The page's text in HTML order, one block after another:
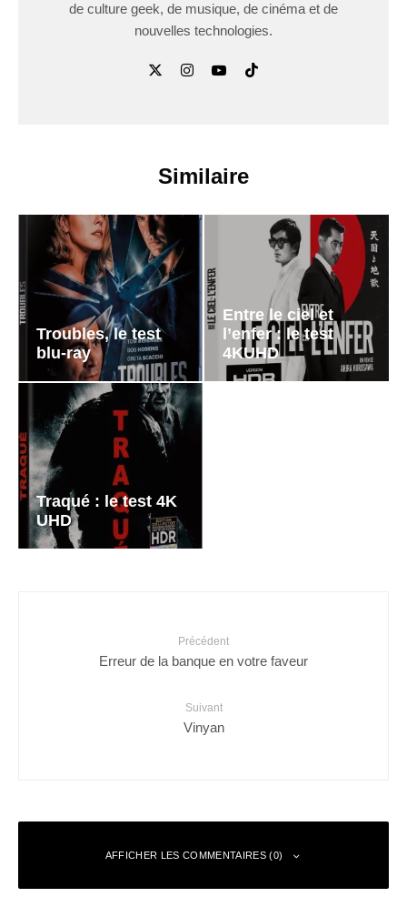
de culture geek, de musique, de cinéma et de
nouvelles technologies.
Similaire
Troubles, le test
blu-ray
Entre le ciel et
l’enfer : le test
4KUHD
Traqué : le test 4K
UHD
Précédent
Erreur de la banque en votre faveur
Suivant
Vinyan
AFFICHER LES COMMENTAIRES (0)